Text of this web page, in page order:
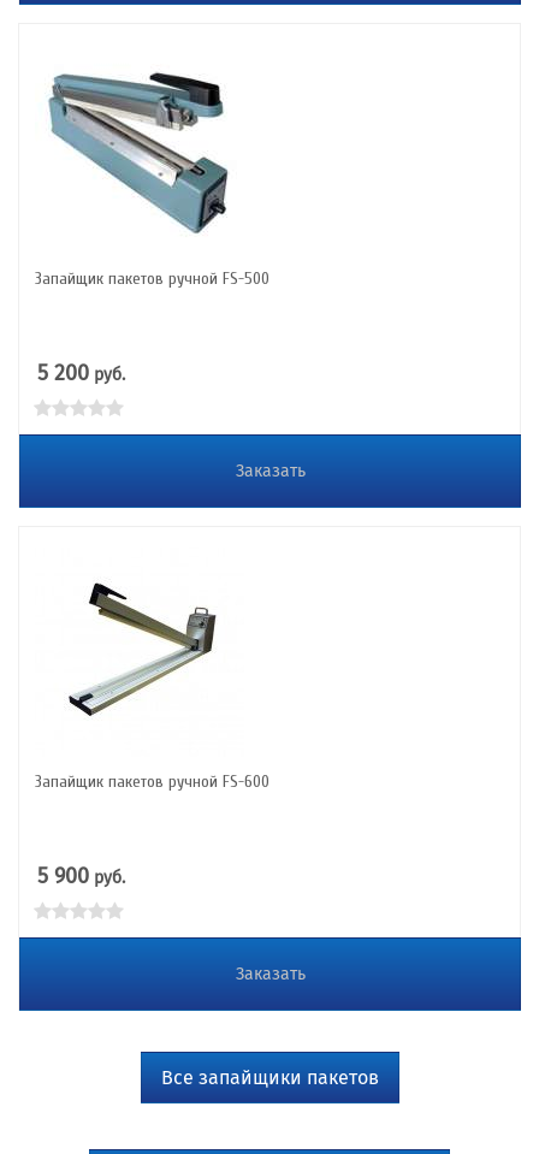
Запайщик пакетов ручной FS-500
5 200 руб.
Заказать
Запайщик пакетов ручной FS-600
5 900 руб.
Заказать
Все запайщики пакетов